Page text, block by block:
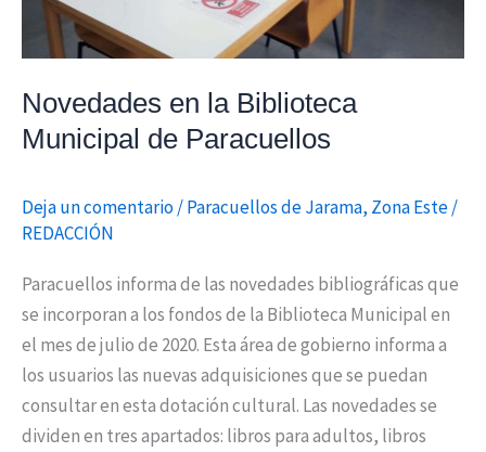
Novedades en la Biblioteca
Municipal de Paracuellos
Deja un comentario/Paracuellos de Jarama, Zona Este/
REDACCIÓN
Paracuellos informa de las novedades bibliográficas que
se incorporan a los fondos de la Biblioteca Municipal en
el mes de julio de 2020. Esta área de gobierno informa a
los usuarios las nuevas adquisiciones que se puedan
consultar en esta dotación cultural. Las novedades se
dividen en tres apartados: libros para adultos, libros